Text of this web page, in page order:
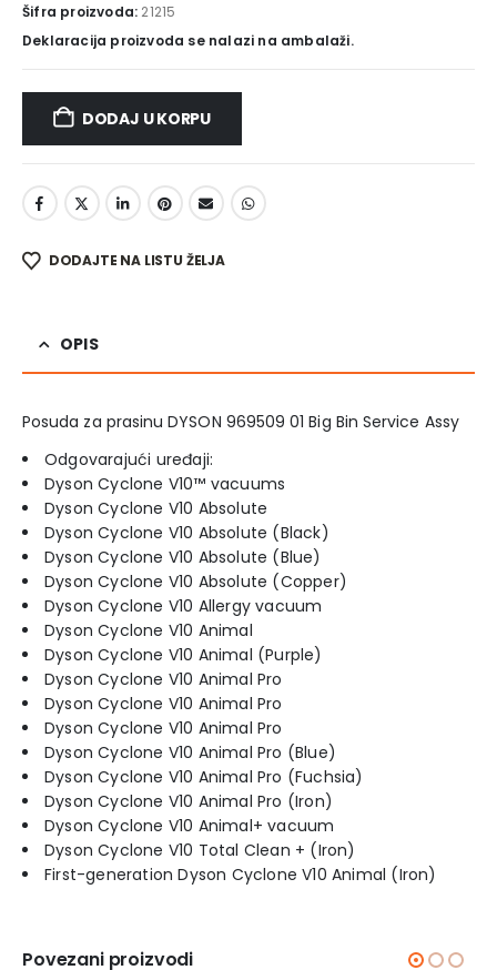
Šifra proizvoda: 21215
Deklaracija proizvoda se nalazi na ambalaži.
DODAJ U KORPU
DODAJTE NA LISTU ŽELJA
OPIS
Posuda za prasinu DYSON 969509 01 Big Bin Service Assy
Odgovarajući uređaji:
Dyson Cyclone V10™ vacuums
Dyson Cyclone V10 Absolute
Dyson Cyclone V10 Absolute (Black)
Dyson Cyclone V10 Absolute (Blue)
Dyson Cyclone V10 Absolute (Copper)
Dyson Cyclone V10 Allergy vacuum
Dyson Cyclone V10 Animal
Dyson Cyclone V10 Animal (Purple)
Dyson Cyclone V10 Animal Pro
Dyson Cyclone V10 Animal Pro
Dyson Cyclone V10 Animal Pro
Dyson Cyclone V10 Animal Pro (Blue)
Dyson Cyclone V10 Animal Pro (Fuchsia)
Dyson Cyclone V10 Animal Pro (Iron)
Dyson Cyclone V10 Animal+ vacuum
Dyson Cyclone V10 Total Clean + (Iron)
First-generation Dyson Cyclone V10 Animal (Iron)
Povezani proizvodi